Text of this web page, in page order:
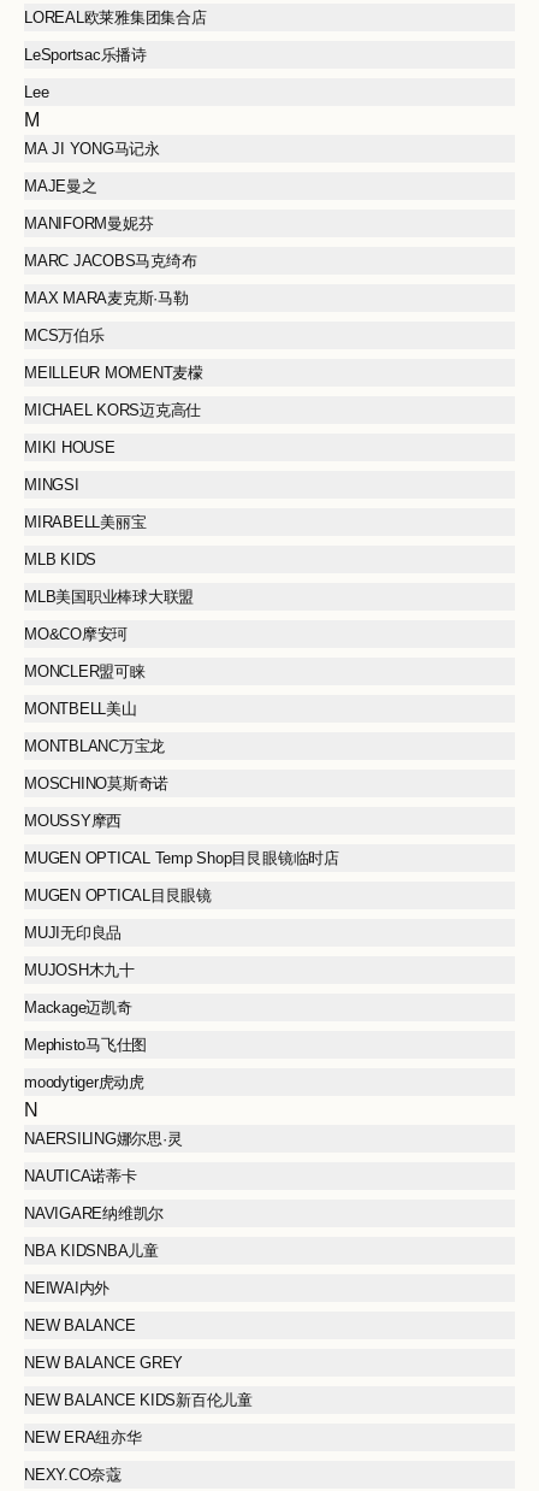
LOREAL欧莱雅集团集合店
LeSportsac乐播诗
Lee
M
MA JI YONG马记永
MAJE曼之
MANIFORM曼妮芬
MARC JACOBS马克绮布
MAX MARA麦克斯·马勒
MCS万伯乐
MEILLEUR MOMENT麦檬
MICHAEL KORS迈克高仕
MIKI HOUSE
MINGSI
MIRABELL美丽宝
MLB KIDS
MLB美国职业棒球大联盟
MO&CO摩安珂
MONCLER盟可睐
MONTBELL美山
MONTBLANC万宝龙
MOSCHINO莫斯奇诺
MOUSSY摩西
MUGEN OPTICAL Temp Shop目艮眼镜临时店
MUGEN OPTICAL目艮眼镜
MUJI无印良品
MUJOSH木九十
Mackage迈凯奇
Mephisto马飞仕图
moodytiger虎动虎
N
NAERSILING娜尔思·灵
NAUTICA诺蒂卡
NAVIGARE纳维凯尔
NBA KIDSNBA儿童
NEIWAI内外
NEW BALANCE
NEW BALANCE GREY
NEW BALANCE KIDS新百伦儿童
NEW ERA纽亦华
NEXY.CO奈蔻